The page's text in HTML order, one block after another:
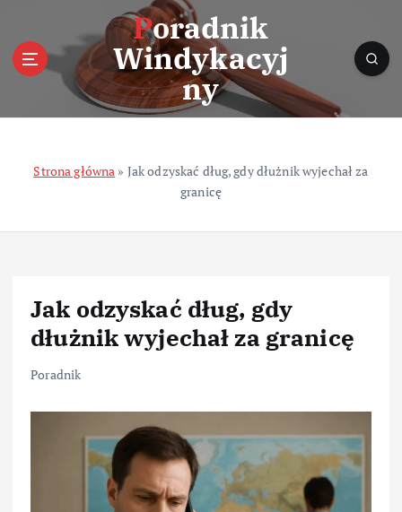
n
Poradnik
Windykacyj
ny
Strona główna » Jak odzyskać dług, gdy dłużnik wyjechał za
granicę
Jak odzyskać dług, gdy
dłużnik wyjechał za granicę
Poradnik